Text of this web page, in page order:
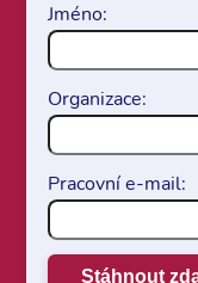
Jméno:
Organizace:
Pracovní e-mail: